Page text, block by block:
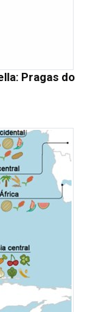
Pragas do